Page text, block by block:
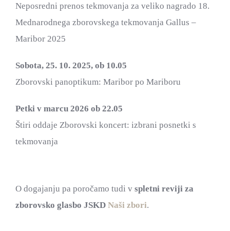
Neposredni prenos tekmovanja za veliko nagrado 18.
Mednarodnega zborovskega tekmovanja Gallus –
Maribor 2025
Sobota, 25. 10. 2025, ob 10.05
Zborovski panoptikum: Maribor po Mariboru
Petki v marcu 2026 ob 22.05
Štiri oddaje Zborovski koncert: izbrani posnetki s
tekmovanja
O dogajanju pa poročamo tudi v spletni reviji za
zborovsko glasbo JSKD Naši zbori.